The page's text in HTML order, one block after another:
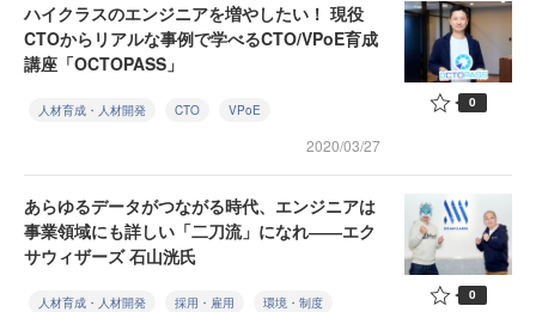
ハイクラスのエンジニアを増やしたい！ 現役
CTOからリアルな事例で学べるCTO/VPoE育成
講座「OCTOPASS」
人材育成・人材開発 CTO VPoE
2020/03/27
0
あらゆるデータがつながる時代、エンジニアは
事業領域にも詳しい「二刀流」になれ――エク
サウィザーズ 石山洸氏
人材育成・人材開発 採用・雇用 環境・制度 0